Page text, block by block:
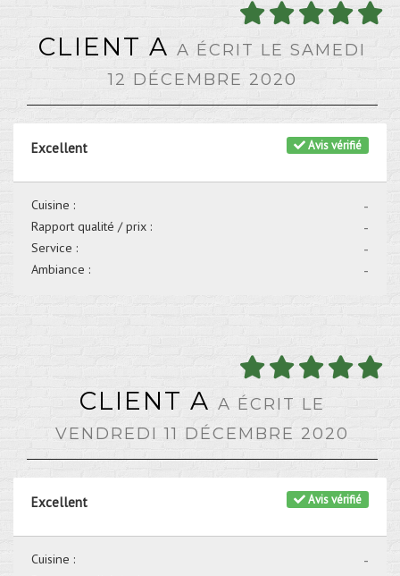
CLIENT A A ÉCRIT LE SAMEDI
12 DÉCEMBRE 2020
Avis vérifié
Excellent
-
Cuisine :
-
Rapport qualité / prix :
-
Service :
-
Ambiance :
CLIENT A A ÉCRIT LE
VENDREDI 11 DÉCEMBRE 2020
Avis vérifié
Excellent
-
Cuisine :